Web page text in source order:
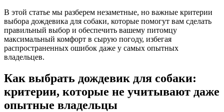
В этой статье мы разберем незаметные, но важные критерии
выбора дождевика для собаки, которые помогут вам сделать
правильный выбор и обеспечить вашему питомцу
максимальный комфорт в сырую погоду, избегая
распространенных ошибок даже у самых опытных
владельцев.
Как выбрать дождевик для собаки:
критерии, которые не учитывают даже
опытные владельцы